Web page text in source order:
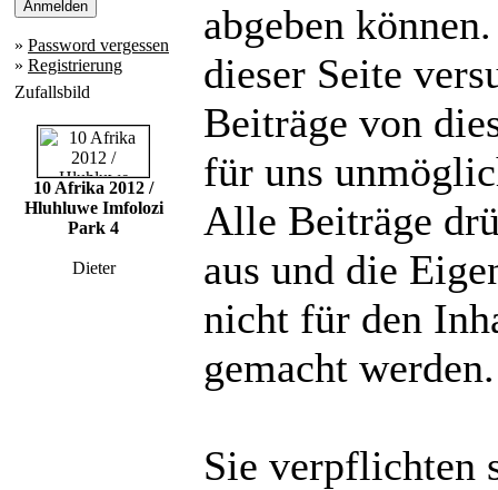
» Password vergessen
» Registrierung
Zufallsbild
10 Afrika 2012 /
Hluhluwe Imfolozi
Park 4
Dieter
abgeben
dieser Seite
Beiträge von
für uns
Alle Beiträge
aus und die
nicht für den
gemacht werden.
Sie verpflichten